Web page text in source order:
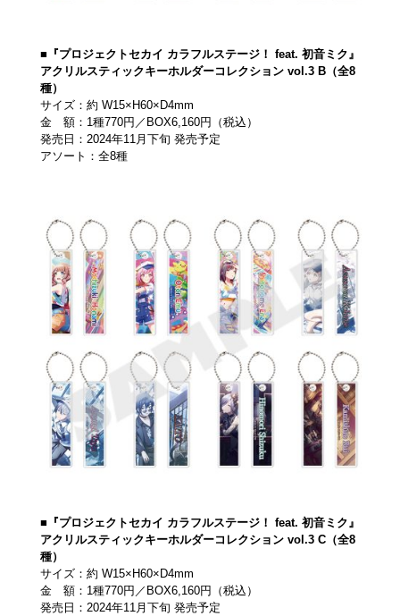
■『プロジェクトセカイ カラフルステージ！ feat. 初音ミク』
アクリルスティックキーホルダーコレクション vol.3 B（全8
種）
サイズ：約 W15×H60×D4mm
金 額：1種770円／BOX6,160円（税込）
発売日：2024年11月下旬 発売予定
アソート：全8種
■『プロジェクトセカイ カラフルステージ！ feat. 初音ミク』
アクリルスティックキーホルダーコレクション vol.3 C（全8
種）
サイズ：約 W15×H60×D4mm
金 額：1種770円／BOX6,160円（税込）
発売日：2024年11月下旬 発売予定